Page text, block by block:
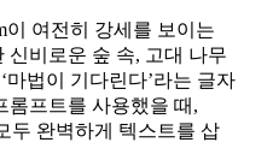
이 여전히 강세를 보이는
신비로운 숲 속, 고대 나무
법이 기다린다’라는 글자
롬프트를 사용했을 때,
두 완벽하게 텍스트를 삽